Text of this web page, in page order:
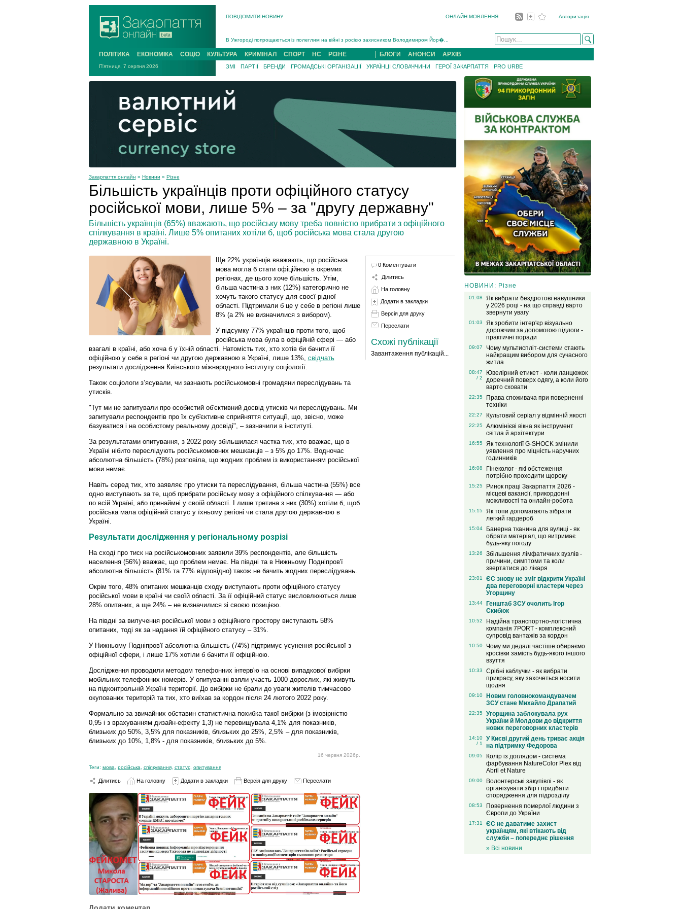
ПОВІДОМИТИ НОВИНУ ОНЛАЙН МОВЛЕННЯ Авторизація
В Ужгороді попрощаються із полеглим на війні з росією захисником Володимиром Йор�...
В Ужгороді 5 серпня попрощаються із захисником Богданом Югасом, який два роки �...
Підтвердили загибель захисника із Нанкова на Хустщині Юліана Гербея (ФОТО)[/gree...
На війні з рф поліг військовий з Виноградова Ігнат Роздяловський (ФОТО)...
На Хустщині внаслідок ДТП за участі трьох авто постраждали 13 людей (ФОТО)...
Інструктора районного ТЦК на Закарпатті судитимуть за обвинувачен...
ПОЛІТИКА ЕКОНОМІКА СОЦІО КУЛЬТУРА КРИМІНАЛ СПОРТ НС РІЗНЕ БЛОГИ АНОНСИ АРХІВ
П'ятниця, 7 серпня 2026 ЗМІ ПАРТІЇ БРЕНДИ ГРОМАДСЬКІ ОРГАНІЗАЦІЇ УКРАЇНЦІ СЛОВАЧЧИНИ ГЕРОЇ ЗАКАРПАТТЯ PRO URBE
Закарпаття онлайн » Новини » Різне
Більшість українців проти офіційного статусу
російської мови, лише 5% – за "другу державну"
Більшість українців (65%) вважають, що російську мову треба повністю прибрати з офіційного
спілкування в країні. Лише 5% опитаних хотіли б, щоб російська мова стала другою
державною в Україні.
Ще 22% українців вважають, що російська
мова могла б стати офіційною в окремих
регіонах, де цього хоче більшість. Утім,
більша частина з них (12%) категорично не
хочуть такого статусу для своєї рідної
області. Підтримали б це у себе в регіоні лише
8% (а 2% не визначилися з вибором).
У підсумку 77% українців проти того, щоб
російська мова була в офіційній сфері — або
взагалі в країні, або хоча б у їхній області. Натомість тих, хто хотів би бачити її
офіційною у себе в регіоні чи другою державною в Україні, лише 13%, свідчать
результати дослідження Київського міжнародного інституту соціології.
Також соціологи зʼясували, чи зазнають російськомовні громадяни переслідувань та
утисків.
"Тут ми не запитували про особистий об'єктивний досвід утисків чи переслідувань. Ми
запитували респондентів про їх суб'єктивне сприйняття ситуації, що, звісно, може
базуватися і на особистому реальному досвіді", – зазначили в інституті.
За результатами опитування, з 2022 року збільшилася частка тих, хто вважає, що в
Україні нібито переслідують російськомовних мешканців – з 5% до 17%. Водночас
абсолютна більшість (78%) розповіла, що жодних проблем із використанням російської
мови немає.
Навіть серед тих, хто заявляє про утиски та переслідування, більша частина (55%) все
одно виступають за те, щоб прибрати російську мову з офіційного спілкування — або
по всій Україні, або принаймні у своїй області. І лише третина з них (30%) хотіли б, щоб
російська мала офіційний статус у їхньому регіоні чи стала другою державною в
Україні.
Результати дослідження у регіональному розрізі
На сході про тиск на російськомовних заявили 39% респондентів, але більшість
населення (56%) вважає, що проблем немає. На півдні та в Нижньому Подніпров'ї
абсолютна більшість (81% та 77% відповідно) також не бачить жодних переслідувань.
Окрім того, 48% опитаних мешканців сходу виступають проти офіційного статусу
російської мови в країні чи своїй області. За її офіційний статус висловлюються лише
28% опитаних, а ще 24% – не визначилися зі своєю позицією.
На півдні за вилучення російської мови з офіційного простору виступають 58%
опитаних, тоді як за надання їй офіційного статусу – 31%.
У Нижньому Подніпров'ї абсолютна більшість (74%) підтримує усунення російської з
офіційної сфери, і лише 17% хотіли б бачити її офіційною.
Дослідження проводили методом телефонних інтерв'ю на основі випадкової вибірки
мобільних телефонних номерів. У опитуванні взяли участь 1000 дорослих, які живуть
на підконтрольній Україні території. До вибірки не брали до уваги жителів тимчасово
окупованих територій та тих, хто виїхав за кордон після 24 лютого 2022 року.
Формально за звичайних обставин статистична похибка такої вибірки (з імовірністю
0,95 і з врахуванням дизайн-ефекту 1,3) не перевищувала 4,1% для показників,
близьких до 50%, 3,5% для показників, близьких до 25%, 2,5% – для показників,
близьких до 10%, 1,8% - для показників, близьких до 5%.
16 червня 2026р.
Теги: мова російська спілкування, статус, опитування
Ділитись На головну Додати в закладки Версія для друку Переслати
0 Коментувати
Ділитись
На головну
Додати в закладки
Версія для друку
Переслати
Схожі публікації
Завантаження публікацій...
НОВИНИ: Різне
01:08
Як вибрати бездротові навушники
у 2026 році - на що справді варто
звернути увагу
01:03
Як зробити інтер'єр візуально
дорожчим за допомогою підлоги -
практичні поради
09:07
Чому мультиспліт-системи стають
найкращим вибором для сучасного
житла
08:47
/ 2
Ювелірний етикет - коли ланцюжок
доречний поверх одягу, а коли його
варто сховати
22:35
Права споживача при поверненні
техніки
22:27 Культовий серіал у відмінній якості
22:25
Алюмінієві вікна як інструмент
світла й архітектури
16:55
Як технології G-SHOCK змінили
уявлення про міцність наручних
годинників
16:08
Гінеколог - які обстеження
потрібно проходити щороку
15:25
Ринок праці Закарпаття 2026 -
місцеві вакансії, прикордонні
можливості та онлайн-робота
15:15
Як топи допомагають зібрати
легкий гардероб
15:04
Банерна тканина для вулиці - як
обрати матеріал, що витримає
будь-яку погоду
13:26
Збільшення лімфатичних вузлів -
причини, симптоми та коли
звертатися до лікаря
23:01
ЄС знову не зміг відкрити Україні
два переговорні кластери через
Угорщину
13:44
Генштаб ЗСУ очолить Ігор
Скибюк
10:52
Надійна транспортно-логістична
компанія 7PORT - комплексний
супровід вантажів за кордон
10:50
Чому ми дедалі частіше обираємо
кросівки замість будь-якого іншого
взуття
10:33
Срібні каблучки - як вибрати
прикрасу, яку захочеться носити
щодня
09:10
Новим головнокомандувачем
ЗСУ стане Михайло Драпатий
22:35
Угорщина заблокувала рух
України й Молдови до відкриття
нових переговорних кластерів
14:10
/ 1
У Києві другий день триває акція
на підтримку Федорова
09:05
Колір із доглядом - система
фарбування NatureColor Plex від
Abril et Nature
09:00
Волонтерські закупівлі - як
організувати збір і придбати
спорядження для підрозділу
08:53
Повернення померлої людини з
Європи до України
17:31
ЄС не даватиме захист
українцям, які втікають від
служби – попереднє рішення
» Всі новини